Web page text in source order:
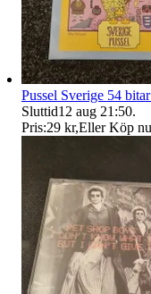
Pussel Sverige 54
Sluttid12 aug 21:50.
Pris:29 kr,Eller Köp nu